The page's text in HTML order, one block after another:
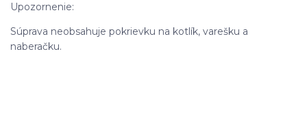
Upozornenie:
Súprava neobsahuje pokrievku na kotlík, varešku a
naberačku.